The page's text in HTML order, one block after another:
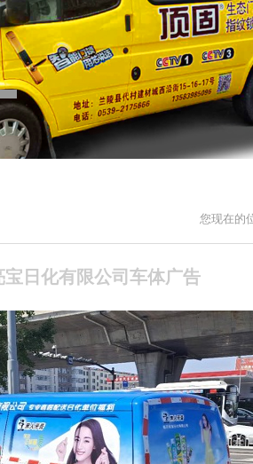
您现在的
宝日化有限公司车体广告